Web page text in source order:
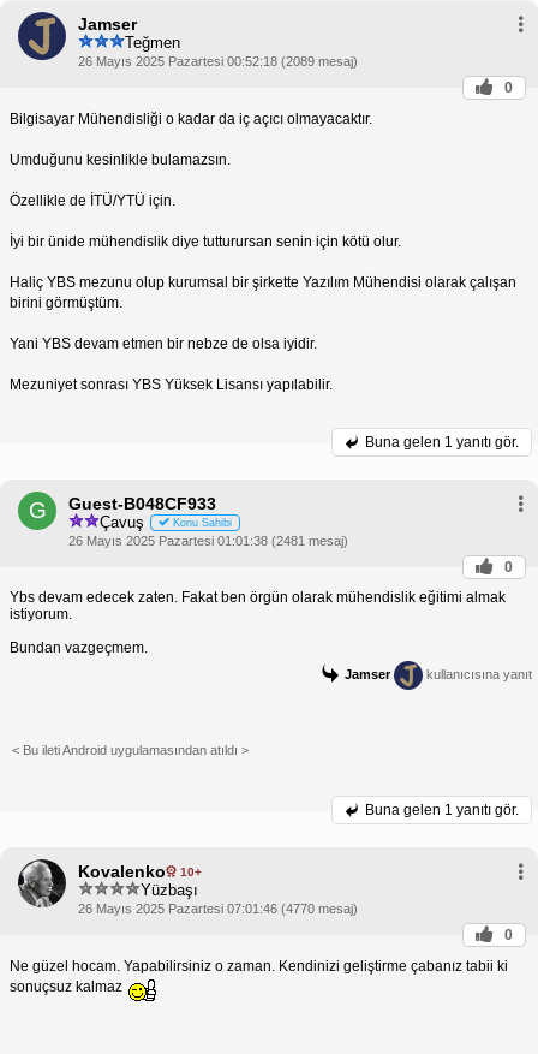
Jamser
Teğmen
26 Mayıs 2025 Pazartesi 00:52:18 (2089 mesaj)
0
Bilgisayar Mühendisliği o kadar da iç açıcı olmayacaktır.
Umduğunu kesinlikle bulamazsın.
Özellikle de İTÜ/YTÜ için.
İyi bir ünide mühendislik diye tutturursan senin için kötü olur.
Haliç YBS mezunu olup kurumsal bir şirkette Yazılım Mühendisi olarak çalışan
birini görmüştüm.
Yani YBS devam etmen bir nebze de olsa iyidir.
Mezuniyet sonrası YBS Yüksek Lisansı yapılabilir.
Buna gelen 1 yanıtı gör.
G Guest-B048CF933
Çavuş Konu Sahibi
26 Mayıs 2025 Pazartesi 01:01:38 (2481 mesaj)
0
Ybs devam edecek zaten. Fakat ben örgün olarak mühendislik eğitimi almak
istiyorum.
Bundan vazgeçmem.
Jamser kullanıcısına yanıt
< Bu ileti Android uygulamasından atıldı >
Buna gelen 1 yanıtı gör.
Kovalenko 10+
Yüzbaşı
26 Mayıs 2025 Pazartesi 07:01:46 (4770 mesaj)
0
Ne güzel hocam. Yapabilirsiniz o zaman. Kendinizi geliştirme çabanız tabii ki
sonuçsuz kalmaz